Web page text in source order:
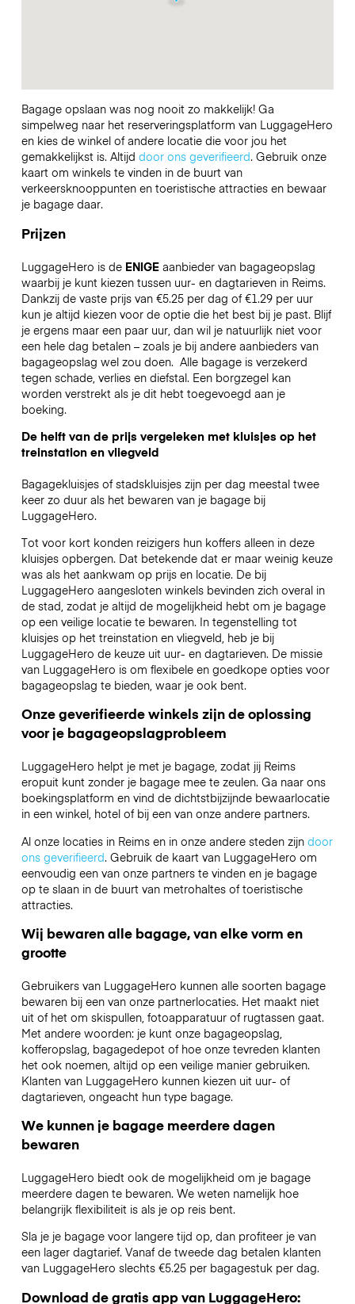
Bagage opslaan was nog nooit zo makkelijk! Ga
simpelweg naar het reserveringsplatform van LuggageHero
en kies de winkel of andere locatie die voor jou het
gemakkelijkst is. Altijd door ons geverifieerd. Gebruik onze
kaart om winkels te vinden in de buurt van
verkeersknooppunten en toeristische attracties en bewaar
je bagage daar.
Prijzen
LuggageHero is de ENIGEaanbieder van bagageopslag
waarbij je kunt kiezen tussen uur- en dagtarieven in Reims.
Dankzij de vaste prijs van €5.25 per dag of €1.29 per uur
kun je altijd kiezen voor de optie die het best bij je past. Blijf
je ergens maar een paar uur, dan wil je natuurlijk niet voor
een hele dag betalen – zoals je bij andere aanbieders van
bagageopslag wel zou doen. Alle bagage is verzekerd
tegen schade, verlies en diefstal. Een borgzegel kan
worden verstrekt als je dit hebt toegevoegd aan je
boeking.
De helft van de prijs vergeleken met kluisjes op het
treinstation en vliegveld
Bagagekluisjes of stadskluisjes zijn per dag meestal twee
keer zo duur als het bewaren van je bagage bij
LuggageHero.
Tot voor kort konden reizigers hun koffers alleen in deze
kluisjes opbergen. Dat betekende dat er maar weinig keuze
was als het aankwam op prijs en locatie. De bij
LuggageHero aangesloten winkels bevinden zich overal in
de stad, zodat je altijd de mogelijkheid hebt om je bagage
op een veilige locatie te bewaren. In tegenstelling tot
kluisjes op het treinstation en vliegveld, heb je bij
LuggageHero de keuze uit uur- en dagtarieven. De missie
van LuggageHero is om flexibele en goedkope opties voor
bagageopslag te bieden, waar je ook bent.
Onze geverifieerde winkels zijn de oplossing
voor je bagageopslagprobleem
LuggageHero helpt je met je bagage, zodat jij Reims
eropuit kunt zonder je bagage mee te zeulen. Ga naar ons
boekingsplatform en vind de dichtstbijzijnde bewaarlocatie
in een winkel, hotel of bij een van onze andere partners.
Al onze locaties in Reims en in onze andere steden zijn door
ons geverifieerd. Gebruik de kaart van LuggageHero om
eenvoudig een van onze partners te vinden en je bagage
op te slaan in de buurt van metrohaltes of toeristische
attracties.
Wij bewaren alle bagage, van elke vorm en
grootte
Gebruikers van LuggageHero kunnen alle soorten bagage
bewaren bij een van onze partnerlocaties. Het maakt niet
uit of het om skispullen, fotoapparatuur of rugtassen gaat.
Met andere woorden: je kunt onze bagageopslag,
kofferopslag, bagagedepot of hoe onze tevreden klanten
het ook noemen, altijd op een veilige manier gebruiken.
Klanten van LuggageHero kunnen kiezen uit uur- of
dagtarieven, ongeacht hun type bagage.
We kunnen je bagage meerdere dagen
bewaren
LuggageHero biedt ook de mogelijkheid om je bagage
meerdere dagen te bewaren. We weten namelijk hoe
belangrijk flexibiliteit is als je op reis bent.
Sla je je bagage voor langere tijd op, dan profiteer je van
een lager dagtarief. Vanaf de tweede dag betalen klanten
van LuggageHero slechts €5.25 per bagagestuk per dag.
Download de gratis app van LuggageHero: